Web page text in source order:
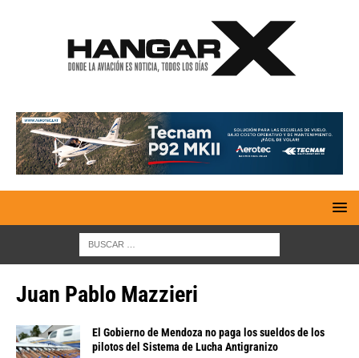
Juan Pablo Mazzieri
El Gobierno de Mendoza no paga los sueldos de los
pilotos del Sistema de Lucha Antigranizo